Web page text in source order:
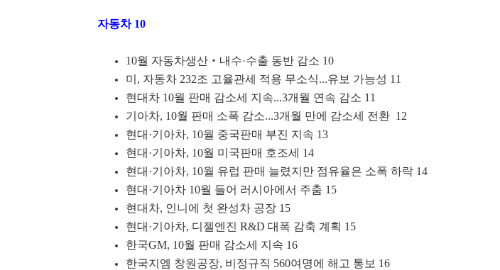
자동차 10
10월 자동차생산‧내수·수출 동반 감소 10
미, 자동차 232조 고율관세 적용 무소식...유보 가능성 11
현대차 10월 판매 감소세 지속...3개월 연속 감소 11
기아차, 10월 판매 소폭 감소...3개월 만에 감소세 전환 12
현대·기아차, 10월 중국판매 부진 지속 13
현대·기아차, 10월 미국판매 호조세 14
현대·기아차, 10월 유럽 판매 늘렸지만 점유율은 소폭 하락 14
현대·기아차 10월 들어 러시아에서 주춤 15
현대차, 인니에 첫 완성차 공장 15
현대·기아차, 디젤엔진 R&D 대폭 감축 계획 15
한국GM, 10월 판매 감소세 지속 16
한국지엠 창원공장, 비정규직 560여명에 해고 통보 16